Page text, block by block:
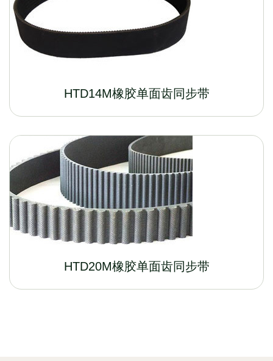
HTD14M橡胶单面齿同步带
HTD20M橡胶单面齿同步带